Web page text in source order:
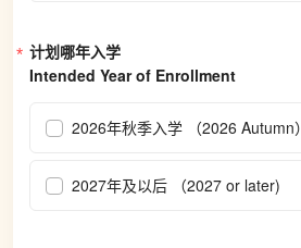
计划哪年入学
Intended Year of Enrollment
2026年秋季入学 （2026 Autumn）
2027年及以后 （2027 or later)